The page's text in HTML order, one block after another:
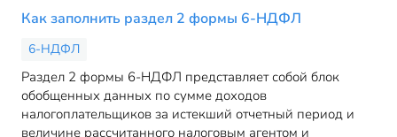
Как заполнить раздел 2 формы 6-НДФЛ
6-НДФЛ
Раздел 2 формы 6-НДФЛ представляет собой блок
обобщенных данных по сумме доходов
налогоплательщиков за истекший отчетный период и
величине рассчитанного налоговым агентом и